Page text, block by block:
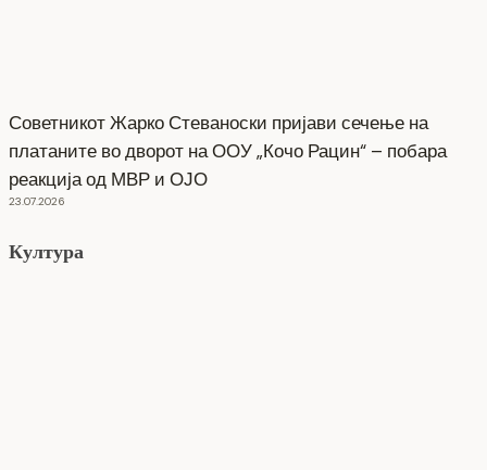
Советникот Жарко Стеваноски пријави сечење на
платаните во дворот на ООУ „Кочо Рацин“ – побара
реакција од МВР и ОЈО
23.07.2026
Култура